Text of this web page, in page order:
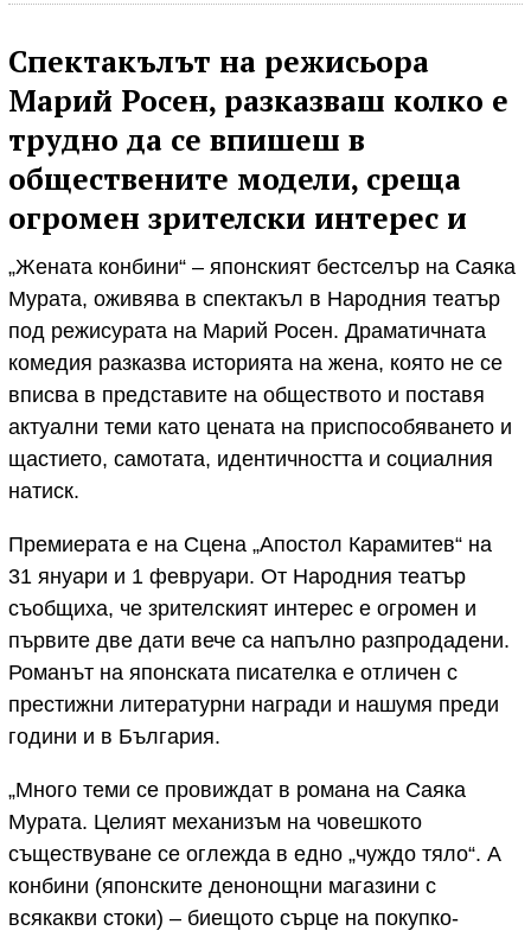
Спектакълът на режисьора
Марий Росен, разказваш колко е
трудно да се впишеш в
обществените модели, среща
огромен зрителски интерес и
„Жената конбини“ – японският бестселър на Саяка
Мурата, оживява в спектакъл в Народния театър
под режисурата на Марий Росен. Драматичната
комедия разказва историята на жена, която не се
вписва в представите на обществото и поставя
актуални теми като цената на приспособяването и
щастието, самотата, идентичността и социалния
натиск.
Премиерата е на Сцена „Апостол Карамитев“ на
31 януари и 1 февруари. От Народния театър
съобщиха, че зрителският интерес е огромен и
първите две дати вече са напълно разпродадени.
Романът на японската писателка е отличен с
престижни литературни награди и нашумя преди
години и в България.
„Много теми се провиждат в романа на Саяка
Мурата. Целият механизъм на човешкото
съществуване се оглежда в едно „чуждо тяло“. А
конбини (японските денонощни магазини с
всякакви стоки) – биещото сърце на покупко-